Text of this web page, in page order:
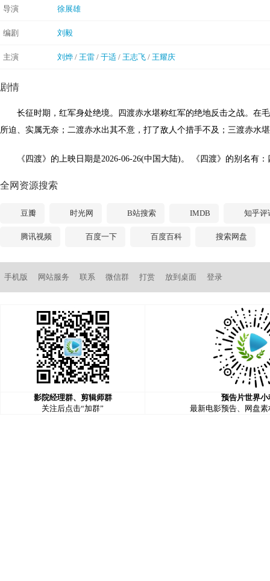
导演 徐展雄
编剧 刘毅
主演 刘烨 / 王雷 / 于适 / 王志飞 / 王耀庆
剧情
长征时期，红军身处绝境。四渡赤水堪称红军的绝地反击之战。在
所迫、实属无奈；二渡赤水出其不意，打了敌人个措手不及；三渡赤水
《四渡》的上映日期是2026-06-26(中国大陆)。 《四渡》的别名有：
全网资源搜索
豆瓣 时光网 B站搜索 IMDB 知乎评
腾讯视频 百度一下 百度百科 搜索网盘
手机版 网站服务 联系 微信群 打赏 放到桌面 登录
影院经理群、剪辑师群
关注后点击“加群”
预告片世界小
最新电影预告、网盘